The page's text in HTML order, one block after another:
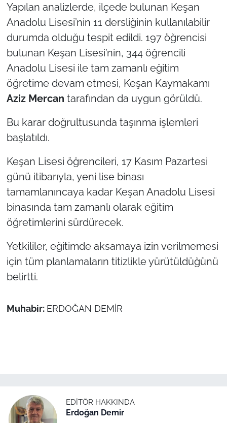
Yapılan analizlerde, ilçede bulunan Keşan
Anadolu Lisesi’nin 11 dersliğinin kullanılabilir
durumda olduğu tespit edildi. 197 öğrencisi
bulunan Keşan Lisesi’nin, 344 öğrencili
Anadolu Lisesi ile tam zamanlı eğitim
öğretime devam etmesi, Keşan Kaymakamı
Aziz Mercan tarafından da uygun görüldü.
Bu karar doğrultusunda taşınma işlemleri
başlatıldı.
Keşan Lisesi öğrencileri, 17 Kasım Pazartesi
günü itibarıyla, yeni lise binası
tamamlanıncaya kadar Keşan Anadolu Lisesi
binasında tam zamanlı olarak eğitim
öğretimlerini sürdürecek.
Yetkililer, eğitimde aksamaya izin verilmemesi
için tüm planlamaların titizlikle yürütüldüğünü
belirtti.
Muhabir: ERDOĞAN DEMİR
EDITÖR HAKKINDA
Erdoğan Demir
English News
Canlı Maç
Genel-A
Gündem-Eğitim